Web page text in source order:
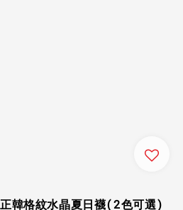
正韓格紋水晶夏日襪(2色可選)